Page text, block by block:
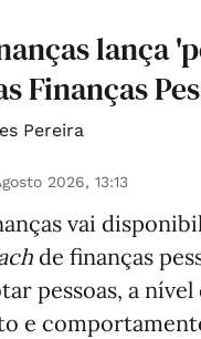
lança
Finanças
Pereira
2026, 13:13
vai
de finanças
pessoas, a nível
e